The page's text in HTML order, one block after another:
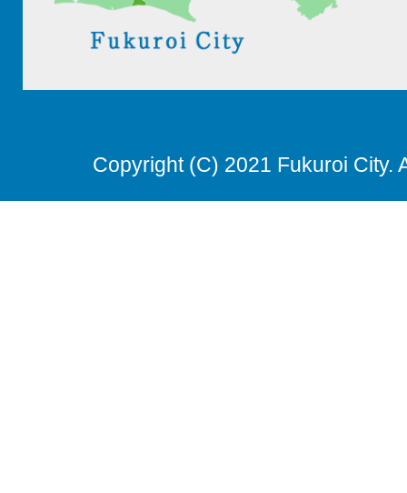
Copyright (C) 2021 Fukuroi City.